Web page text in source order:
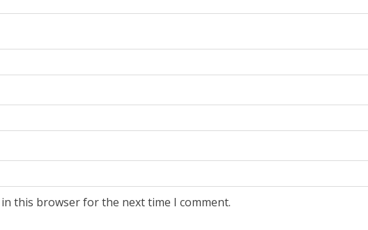
this browser for the next time I comment.